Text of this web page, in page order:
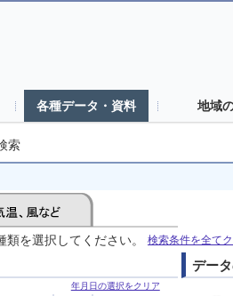
各種データ・資料 地域
索
を選択してください。 検索条件を全て
年月日の選択をクリア
デー